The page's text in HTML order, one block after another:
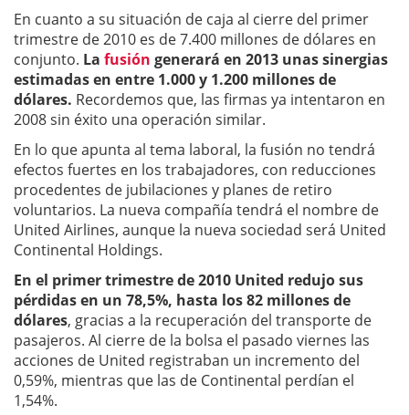
En cuanto a su situación de caja al cierre del primer
trimestre de 2010 es de 7.400 millones de dólares en
conjunto. La fusión generará en 2013 unas sinergias
estimadas en entre 1.000 y 1.200 millones de
dólares. Recordemos que, las firmas ya intentaron en
2008 sin éxito una operación similar.
En lo que apunta al tema laboral, la fusión no tendrá
efectos fuertes en los trabajadores, con reducciones
procedentes de jubilaciones y planes de retiro
voluntarios. La nueva compañía tendrá el nombre de
United Airlines, aunque la nueva sociedad será United
Continental Holdings.
En el primer trimestre de 2010 United redujo sus
pérdidas en un 78,5%, hasta los 82 millones de
dólares, gracias a la recuperación del transporte de
pasajeros. Al cierre de la bolsa el pasado viernes las
acciones de United registraban un incremento del
0,59%, mientras que las de Continental perdían el
1,54%.